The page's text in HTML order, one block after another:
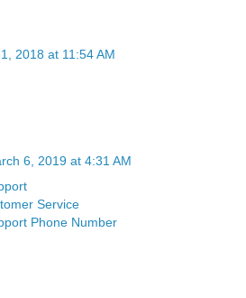
2018 at 11:54 AM
6, 2019 at 4:31 AM
Service
Phone Number